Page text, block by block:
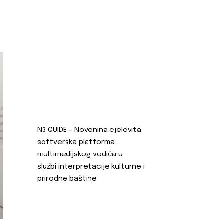
N3 GUIDE - Novenina cjelovita
softverska platforma
multimedijskog vodiča u
službi interpretacije kulturne i
prirodne baštine